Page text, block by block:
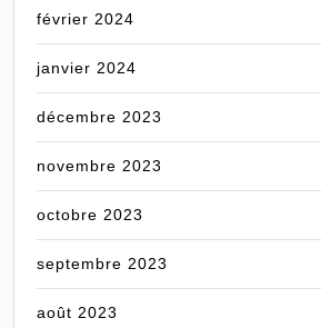
février 2024
janvier 2024
décembre 2023
novembre 2023
octobre 2023
septembre 2023
août 2023